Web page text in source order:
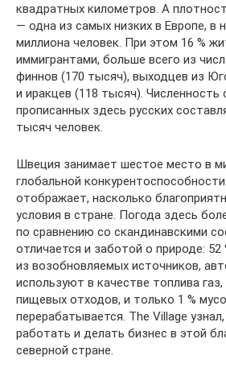
квадратных километров. А
— одна из самых низких в Европе, в
миллиона человек. При этом 16 %
иммигрантами, больше всего из
финнов (170 тысяч), выходцев из
и иракцев (118 тысяч). Численность
прописанных здесь русских
тысяч человек.
Швеция занимает шестое место в
глобальной
отображает, насколько
условия в стране. Погода здесь
по сравнению со скандинавскими
отличается и заботой о природе: 52
из возобновляемых источников,
используют в качестве топлива
пищевых отходов, и только 1 %
перерабатывается. The Village
работать и делать бизнес в этой
северной стране.